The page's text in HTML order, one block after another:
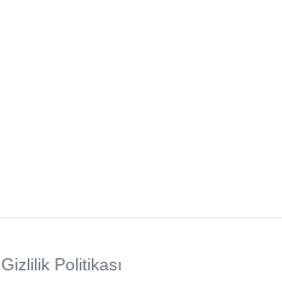
Gizlilik Politikası